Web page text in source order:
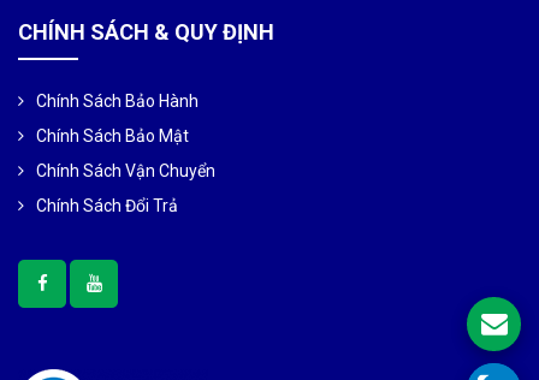
CHÍNH SÁCH & QUY ĐỊNH
Chính Sách Bảo Hành
Chính Sách Bảo Mật
Chính Sách Vận Chuyển
Chính Sách Đổi Trả